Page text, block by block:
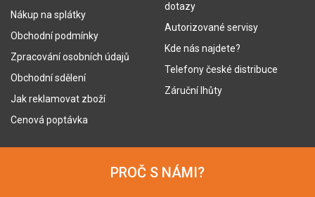
Nákup na splátky
Obchodní podmínky
Zpracování osobních údajů
Obchodní sdělení
Jak reklamovat zboží
Cenová poptávka
dotazy
Autorizované servisy
Kde nás najdete?
Telefony české distribuce
Záruční lhůty
PROČ S NÁMI?